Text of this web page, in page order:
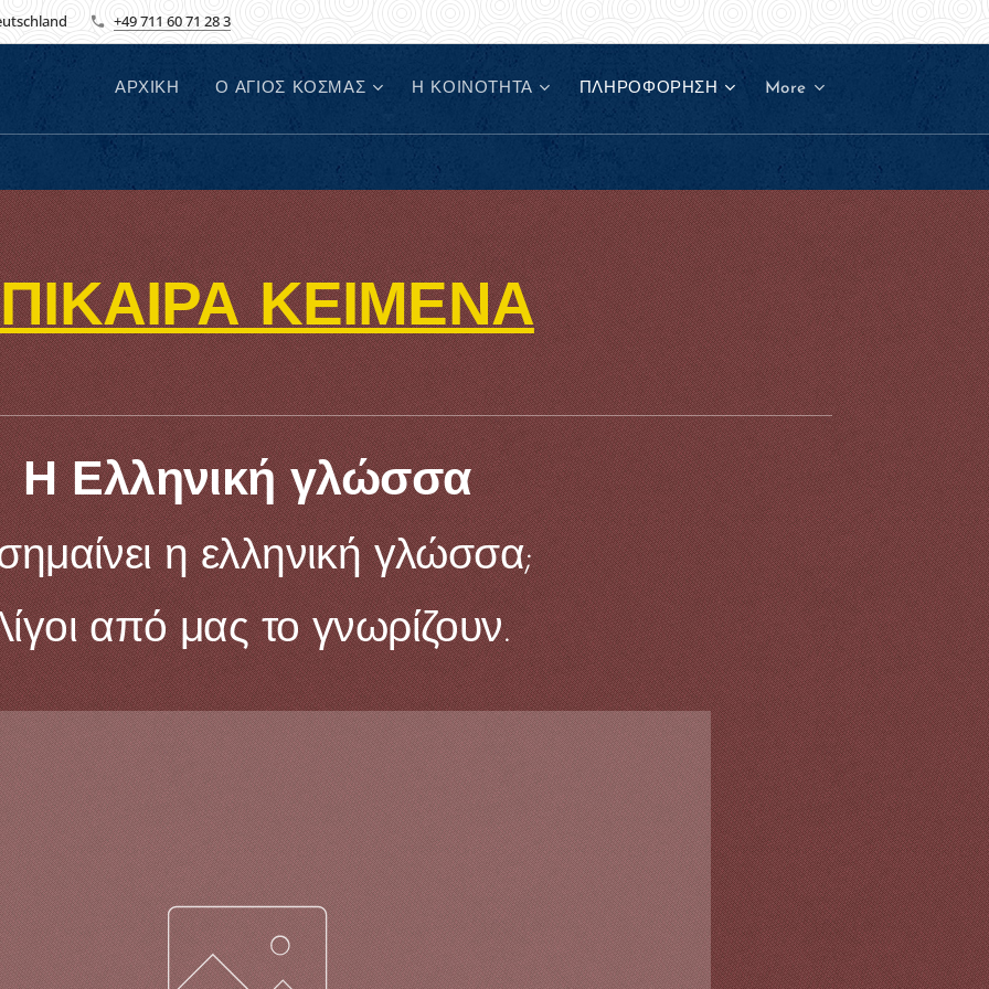
+49 711 60 71 28 3
ΑΡΧΙΚΗ Ο ΑΓΙΟΣ ΚΟΣΜΑΣ Η ΚΟΙΝΟΤΗΤΑ ΠΛΗΡΟΦΟΡΗΣΗ More
ΚΕΙΜΕΝΑ
Η Ελληνική γλώσσα
η ελληνική γλώσσα;
από μας το γνωρίζουν.